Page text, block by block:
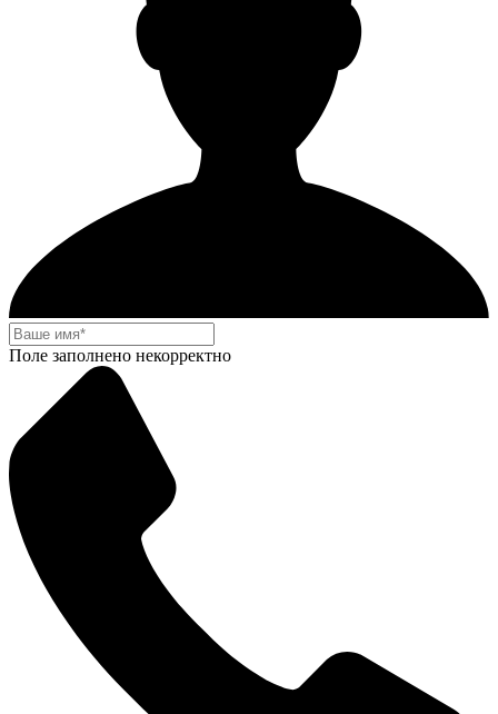
Поле заполнено некорректно